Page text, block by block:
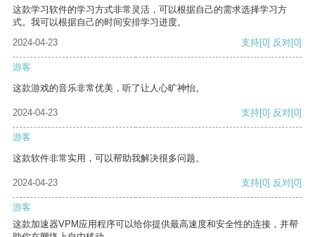
这款学习软件的学习方式非常灵活，可以根据自己的需求选择学习方
式。我可以根据自己的时间安排学习进度。
2024-04-23
支持[0] 反对[0]
游客
这款游戏的音乐非常优美，听了让人心旷神怡。
2024-04-23 支持[0] 反对[0]
游客
这款软件非常实用，可以帮助我解决很多问题。
2024-04-23 支持[0] 反对[0]
游客
这款加速器VPM应用程序可以给你提供最高速度和安全性的连接，并帮